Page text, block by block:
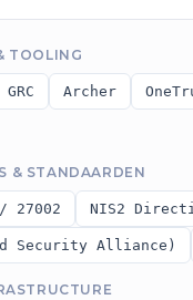
TOOLING
Archer
& STANDAARDEN
27002 NIS2
Security Alliance)